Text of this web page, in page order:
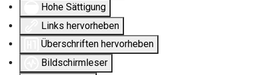
Hohe Sättigung
Links hervorheben
Überschriften hervorheben
Bildschirmleser